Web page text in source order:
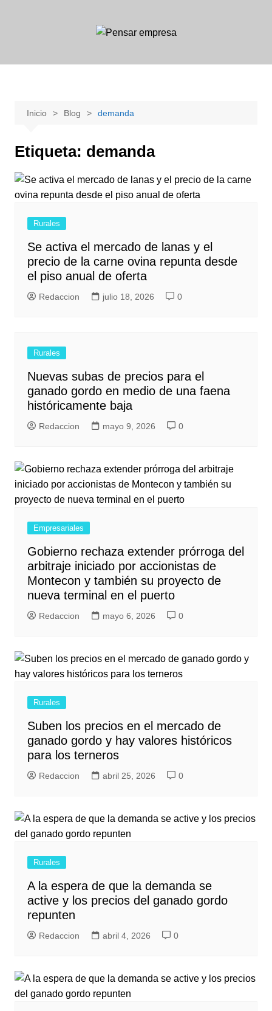
Inicio Blog demanda
Etiqueta: demanda
Rurales
Se activa el mercado de lanas y el
precio de la carne ovina repunta desde
el piso anual de oferta
Redaccion julio 18, 2026 0
Rurales
Nuevas subas de precios para el
ganado gordo en medio de una faena
históricamente baja
Redaccion mayo 9, 2026 0
Empresariales
Gobierno rechaza extender prórroga del
arbitraje iniciado por accionistas de
Montecon y también su proyecto de
nueva terminal en el puerto
Redaccion mayo 6, 2026 0
Rurales
Suben los precios en el mercado de
ganado gordo y hay valores históricos
para los terneros
Redaccion abril 25, 2026 0
Rurales
A la espera de que la demanda se
active y los precios del ganado gordo
repunten
Redaccion abril 4, 2026 0